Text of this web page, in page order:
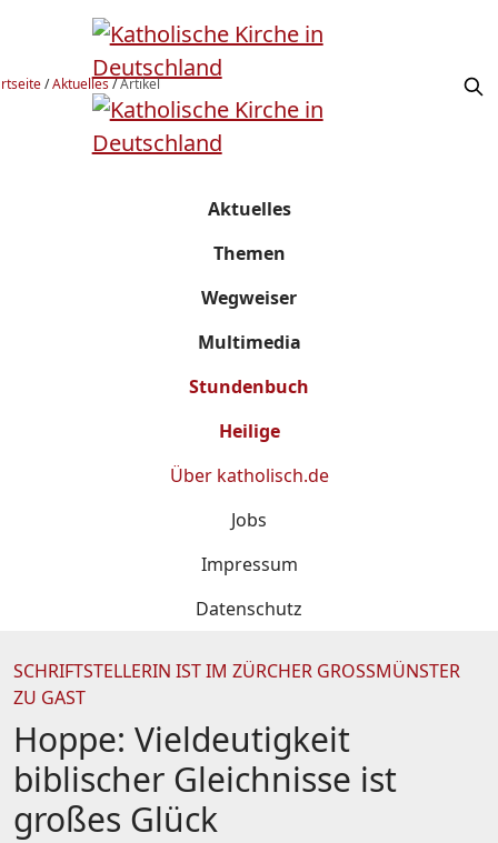
/Aktuelles/Artikel
Aktuelles
Themen
Wegweiser
Multimedia
Stundenbuch
Heilige
Über katholisch.de
Jobs
Impressum
Datenschutz
SCHRIFTSTELLERIN IST IM ZÜRCHER GROSSMÜNSTER
ZU GAST
Hoppe: Vieldeutigkeit
biblischer Gleichnisse ist
großes Glück